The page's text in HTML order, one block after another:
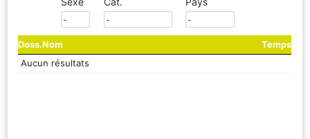
Doss.Nom
Temps
Aucun résultats